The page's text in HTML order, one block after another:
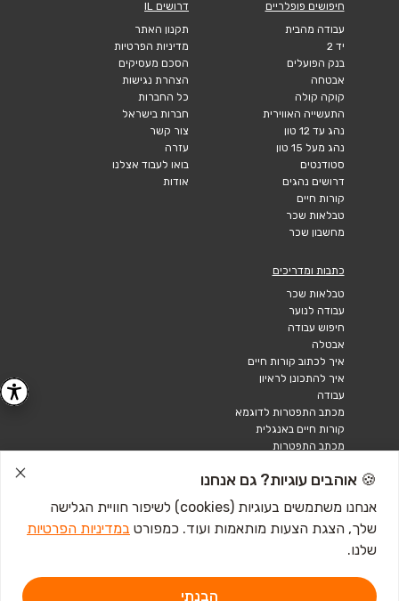
חיפושים פופלריים
עבודה מהבית
יד 2
בנק הפועלים
אבטחה
קוקה קולה
התעשייה האווירית
נהג עד 12 טון
נהג מעל 15 טון
סטודנטים
דרושים נהגים
קורות חיים
טבלאות שכר
מחשבון שכר
דרושים IL
תקנון האתר
מדיניות הפרטיות
הסכם מעסיקים
הצהרת נגישות
כל החברות
חברות בישראל
צור קשר
עזרה
בואו לעבוד אצלנו
אודות
כתבות ומדריכים
טבלאות שכר
עבודה לנוער
חיפוש עבודה
אבטלה
איך לכתוב קורות חיים
איך להתכונן לראיון
עבודה
מכתב התפטרות לדוגמא
קורות חיים באנגלית
מכתב התפטרות
🍪 אוהבים עוגיות? גם אנחנו
אנחנו משתמשים בעוגיות (cookies) לשיפור חוויית הגלישה
שלך, הצגת הצעות מותאמות ועוד. כמפורט במדיניות הפרטיות
שלנו.
הבנתי